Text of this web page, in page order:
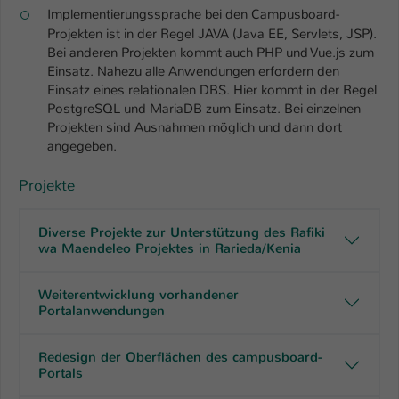
Implementierungssprache bei den Campusboard-
Projekten ist in der Regel JAVA (Java EE, Servlets, JSP).
Bei anderen Projekten kommt auch PHP und Vue.js zum
Einsatz. Nahezu alle Anwendungen erfordern den
Einsatz eines relationalen DBS. Hier kommt in der Regel
PostgreSQL und MariaDB zum Einsatz. Bei einzelnen
Projekten sind Ausnahmen möglich und dann dort
angegeben.
Projekte
Diverse Projekte zur Unterstützung des Rafiki
wa Maendeleo Projektes in Rarieda/Kenia
Weiterentwicklung vorhandener
Portalanwendungen
Redesign der Oberflächen des campusboard-
Portals
Zweck
generierte ID, für die historische
Speicherung Ihrer vorgenommen
Einstellungen, falls der Webseiten-
Betreiber dies eingestellt hat.
Name
Anbieter
Zweck
Dieses Cookie ist ein Standard-Session-
eines Intranet-Logins die Session-ID. So
kann der eingeloggte Benutzer
Zugang zu geschützten Bereichen